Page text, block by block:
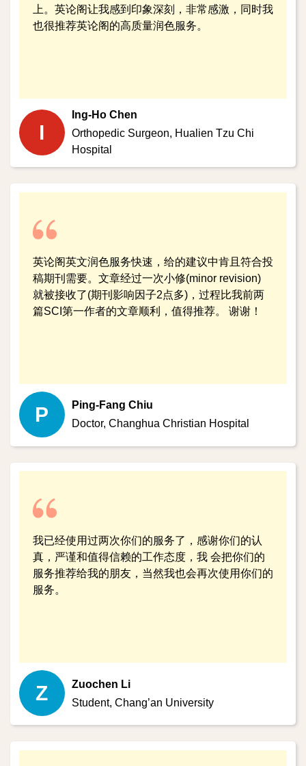
上。英论阁让我感到印象深刻，非常感激，同时我
也很推荐英论阁的高质量润色服务。
I
Ing-Ho Chen
Orthopedic Surgeon, Hualien Tzu Chi
Hospital
英论阁英文润色服务快速，给的建议中肯且符合投
稿期刊需要。文章经过一次小修(minor revision)
就被接收了(期刊影响因子2点多)，过程比我前两
篇SCI第一作者的文章顺利，值得推荐。 谢谢！
P
Ping-Fang Chiu
Doctor, Changhua Christian Hospital
我已经使用过两次你们的服务了，感谢你们的认
真，严谨和值得信赖的工作态度，我 会把你们的
服务推荐给我的朋友，当然我也会再次使用你们的
服务。
Z
Zuochen Li
Student, Chang’an University